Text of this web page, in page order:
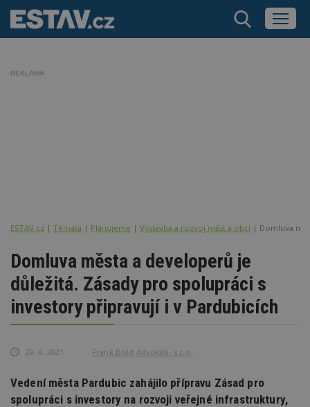
REKLAMA
ESTAV.cz Témata Plánujeme Výstavba a rozvoj měst a obcí Domluva
Domluva města a developerů je
důležitá. Zásady pro spolupráci s
investory připravují i v Pardubicích
29. 4. 2021 Frank Bold Advokáti, s.r.o.
Vedení města Pardubic zahájilo přípravu Zásad pro
spolupráci s investory na rozvoji veřejné infrastruktury,